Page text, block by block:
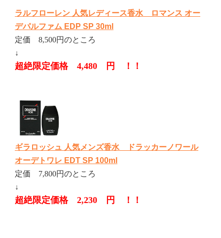
ラルフローレン 人気レディース香水 ロマンス オー
デパルファム EDP SP 30ml
定価 8,500円のところ
↓
超絶限定価格 4,480 円 ！！
ギラロッシュ 人気メンズ香水 ドラッカーノワール
オーデトワレ EDT SP 100ml
定価 7,800円のところ
↓
超絶限定価格 2,230 円 ！！